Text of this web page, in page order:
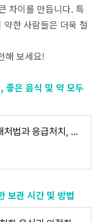
차이를 만듭니다. 특
한 사람들은 더욱 철
해 보세요!
좋은 음식 및 약 모두
속쓰림의 원인, 증상, 대처법과 응급처치, 좋은 음식 및 약 모두 정리(양배추 먹는 법)
보관 시간 및 방법